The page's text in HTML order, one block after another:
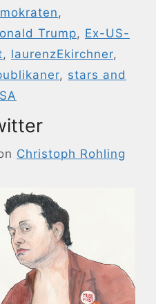
,
Trump, Ex-US-
, laurenzEkirchner,
, stars and
Christoph Rohling